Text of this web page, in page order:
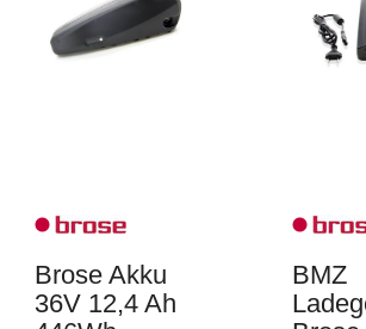
Brose Akku
36V 12,4 Ah
BMZ